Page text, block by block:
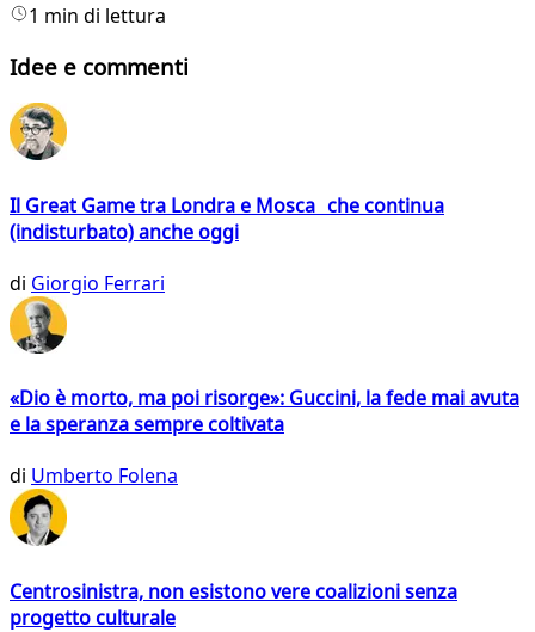
1 min di lettura
Idee e commenti
Il Great Game tra Londra e Mosca che continua
(indisturbato) anche oggi
di Giorgio Ferrari
«Dio è morto, ma poi risorge»: Guccini, la fede mai avuta
e la speranza sempre coltivata
di Umberto Folena
Centrosinistra, non esistono vere coalizioni senza
progetto culturale